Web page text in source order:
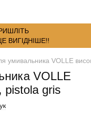
ВИГІДНІШЕ!!
умивальника VOLLE
VOLLE
pistola gris